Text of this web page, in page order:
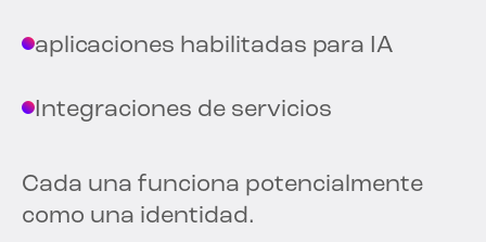
aplicaciones habilitadas para IA
Integraciones de servicios
Cada una funciona potencialmente
como una identidad.